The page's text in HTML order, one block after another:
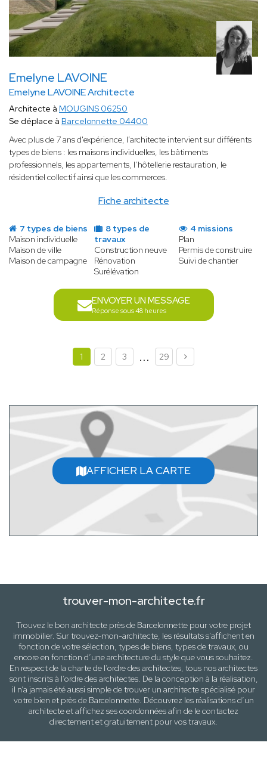
Emelyne LAVOINE
Emelyne LAVOINE Architecte
Fiche architecte
Architecte à MOUGINS 06250
Se déplace à Barcelonnette 04400
Avec plus de 7 ans d'expérience, l’architecte intervient sur différents
types de biens : les maisons individuelles, les bâtiments
professionnels, les appartements, l’hôtellerie restauration, le
résidentiel collectif ainsi que les commerces.
7 types de biens
Maison individuelle
Maison de ville
Maison de campagne
8 types de
travaux
Construction neuve
Rénovation
Surélévation
4 missions
Plan
Permis de construire
Suivi de chantier
ENVOYER UN MESSAGE
Réponse sous 48 heures
1 2 3 ... 29
AFFICHER LA CARTE
trouver-mon-architecte.fr
Trouvez le bon architecte près de Barcelonnette pour votre projet
immobilier. Sur trouvez-mon-architecte, les résultats s’affichent en
fonction de votre sélection, types de biens, types de travaux, ou
encore en fonction d’une architecturedu style que vous souhaitez.
En respect de la charte de l’ordre des architectes, tous nos architectes
sont inscrits à l’ordre des architectes. De la conception à la réalisation,
il n’a jamais été aussi simple de trouver un architecte spécialisé pour
votre bien et près de Barcelonnette. Découvrez les réalisations d’un
architecte et affichez ses coordonnées afin de le contactez
directement et gratuitement pourvos travaux.